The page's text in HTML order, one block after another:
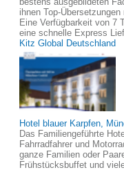
ihnen Top-
Eine Verfügbarkeit von 7
eine schnelle Express
Kitz Global Deutschland
Hotel blauer Karpfen,
Das Familiengeführte
Fahrradfahrer und
ganze Familien oder
Frühstücksbuffet und